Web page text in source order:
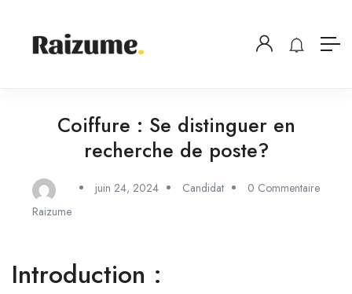
Coiffure : Se distinguer en
recherche de poste?
Raizume
juin 24, 2024 Candidat 0 Commentaire
Introduction :